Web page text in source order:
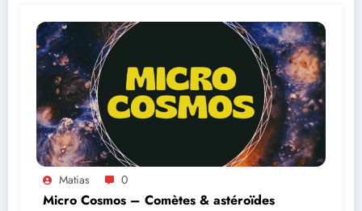
Matias 0
Micro Cosmos – Comètes & astéroïdes